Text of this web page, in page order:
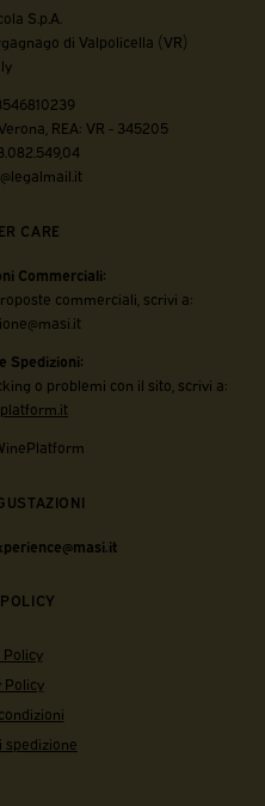
S.p.A.
di Valpolicella (VR)
REA: VR - 345205
CARE
Commerciali:
commerciali, scrivi a:
Spedizioni:
o problemi con il sito, scrivi a:
Policy
spedizione